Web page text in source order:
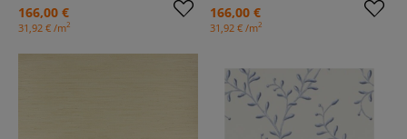
166,00 €
31,92 € /m2
166,00 €
31,92 € /m2